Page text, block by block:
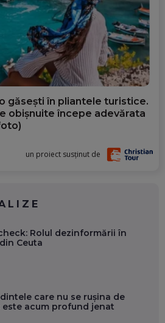
găsești în pliantele turistice.
obișnuite începe adevărata
un proiect susținut de
Rolul dezinformării în
Ceuta
care nu se rușina de
este acum profund jenat